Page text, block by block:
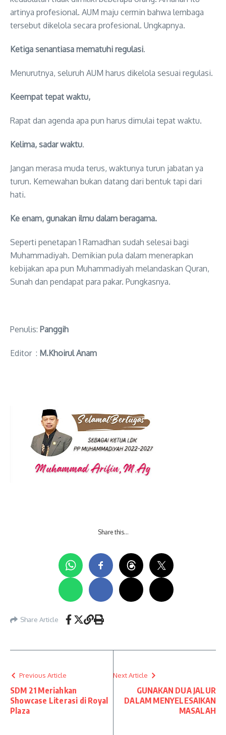
artinya profesional. AUM maju cermin bahwa lembaga
tersebut dikelola secara profesional. Ungkapnya.
Ketiga senantiasa mematuhi regulasi.
Menurutnya, seluruh AUM harus dikelola sesuai regulasi.
Keempat tepat waktu,
Rapat dan agenda apa pun harus dimulai tepat waktu.
Kelima, sadar waktu.
Jangan merasa muda terus, waktunya turun jabatan ya
turun. Kemewahan bukan datang dari bentuk tapi dari
hati.
Ke enam, gunakan ilmu dalam beragama.
Seperti penetapan 1 Ramadhan sudah selesai bagi
Muhammadiyah. Demikian pula dalam menerapkan
kebijakan apa pun Muhammadiyah melandaskan Quran,
Sunah dan pendapat para pakar. Pungkasnya.
Penulis: Panggih
Editor : M.Khoirul Anam
Share this…
Share Article
Previous Article
SDM 21 Meriahkan
Showcase Literasi di Royal
Plaza
Next Article
GUNAKAN DUA JALUR
DALAM MENYELESAIKAN
MASALAH